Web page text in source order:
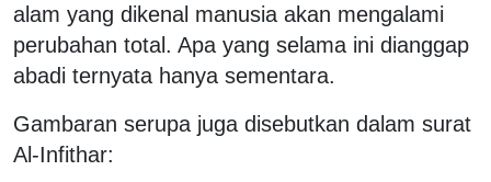
alam yang dikenal manusia akan mengalami
perubahan total. Apa yang selama ini dianggap
abadi ternyata hanya sementara.
Gambaran serupa juga disebutkan dalam surat
Al-Infithar: